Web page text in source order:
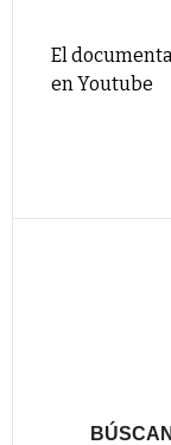
El
en Youtube